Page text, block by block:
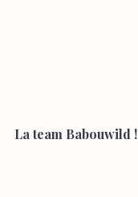
La team Babouwild !